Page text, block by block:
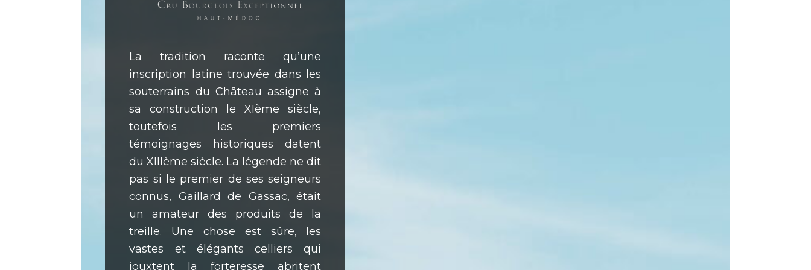
La tradition raconte qu’une
inscription latine trouvée dans les
souterrains du Château assigne à
sa construction le XIème siècle,
toutefois les premiers
témoignages historiques datent
du XIIIème siècle. La légende ne dit
pas si le premier de ses seigneurs
connus, Gaillard de Gassac, était
un amateur des produits de la
treille. Une chose est sûre, les
vastes et élégants celliers qui
jouxtent la forteresse abritent